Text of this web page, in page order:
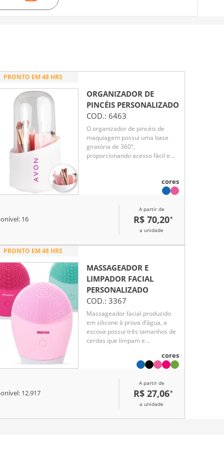
PRONTO EM 48 HRS
ORGANIZADOR DE
PINCÉIS PERSONALIZADO
COD.: 6463
O organizador de pincéis de
maquiagem possui uma base
giratória de 360°,
proporcionando acesso fácil e
poeira, protegendo os pincéis
visualização clara de cada item,
facilitando a seleção do pincel ou
cosmético desejado.
cores
16
A partir de
R$ 70,20*
a unidade
PRONTO EM 48 HRS
MASSAGEADOR E
LIMPADOR FACIAL
PERSONALIZADO
COD.: 3367
Massageador facial produzido
em silicone à prova d’água, a
escova possui três tamanhos de
cerdas que limpam e
frontal possui um botão de
acionamento para alternar entre
cores
12.917
A partir de
R$ 27,06*
a unidade